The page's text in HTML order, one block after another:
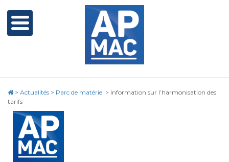
> Actualités > Parc de matériel > Information sur l’harmonisation des
tarifs